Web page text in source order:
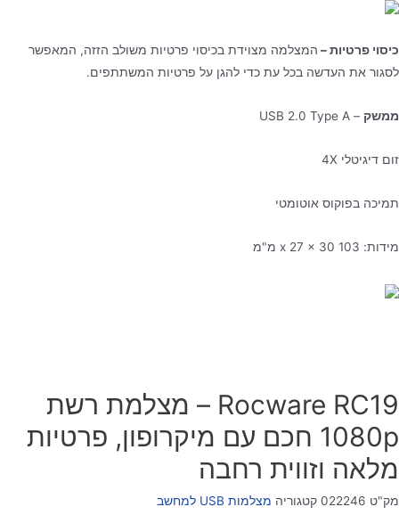
כיסוי פרטיות – המצלמה מצוידת בכיסוי פרטיות משולב הזזה, המאפשר
לסגור את העדשה בכל עת כדי להגן על פרטיות המשתתפים.
ממשק – USB 2.0 Type A
זום דיגיטלי 4X
תמיכה בפוקוס אוטומטי
מידות: 103 x 27 x 30 מ"מ
Rocware RC19 – מצלמת רשת
1080p חכם עם מיקרופון, פרטיות
מלאה וזווית רחבה
מק"ט 022246 קטגוריה מצלמות USB למחשב